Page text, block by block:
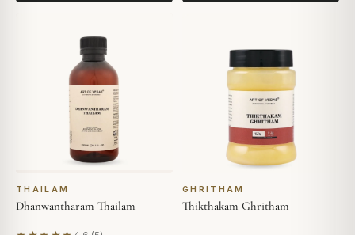
THAILAM
Dhanwantharam Thailam
GHRITHAM
Thikthakam Ghritham